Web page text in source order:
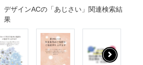
デザインACの「あじさい」関連検索結
果